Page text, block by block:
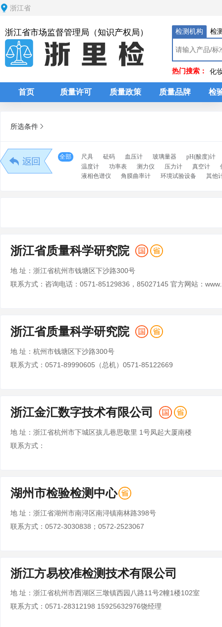
浙江省
浙江省市场监督管理局（知识产权局） 检测机构 检
热门搜索： 化
首页 质量许可 质量政策 质量品牌 检
所选条件
分类 全部 尺具 砝码 血压计 玻璃量器
pH(酸度)计
温度计
功率表 测力仪 压力计 真空计
液相色谱仪
角膜曲率计 环境试验设备 其他
浙江省质量科学研究院
地 址：浙江省杭州市钱塘区下沙路300号
浙江省质量科学研究院
地 址：杭州市钱塘区下沙路300号
联系方式：0571-89990605（总机）0571-85122669
浙江金汇数字技术有限公司
地 址：浙江省杭州市下城区孩儿巷思敬里 1号凤起大厦南楼
联系方式：
湖州市检验检测中心
地 址：浙江省湖州市南浔区南浔镇南林路398号
联系方式：0572-3030838；0572-2523067
浙江方易校准检测技术有限公司
地 址：浙江省杭州市西湖区三墩镇西园八路11号2幢1楼102室
联系方式：0571-28312198 15925632976饶经理